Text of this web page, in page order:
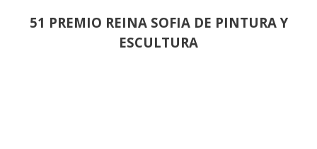
51 PREMIO REINA SOFIA DE PINTURA Y
ESCULTURA